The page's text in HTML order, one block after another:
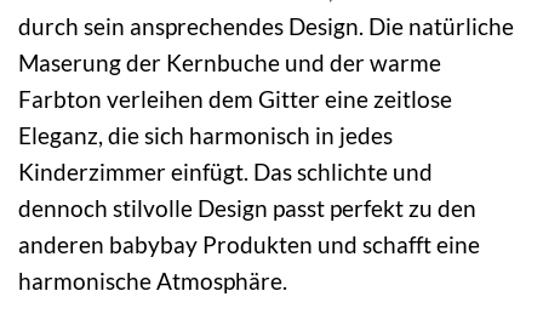
durch sein ansprechendes Design. Die natürliche
Maserung der Kernbuche und der warme
Farbton verleihen dem Gitter eine zeitlose
Eleganz, die sich harmonisch in jedes
Kinderzimmer einfügt. Das schlichte und
dennoch stilvolle Design passt perfekt zu den
anderen babybay Produkten und schafft eine
harmonische Atmosphäre.